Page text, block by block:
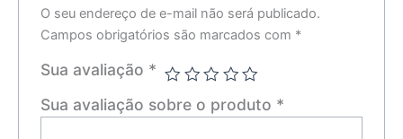
O seu endereço de e-mail não será publicado.
Campos obrigatórios são marcados com *
Sua avaliação *
Sua avaliação sobre o produto *